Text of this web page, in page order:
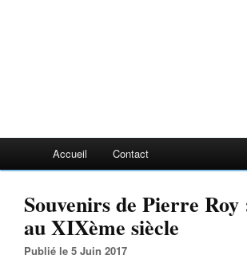
Accueil Contact
Souvenirs de Pierre
au XIXème siècle
Publié le 5 Juin 2017